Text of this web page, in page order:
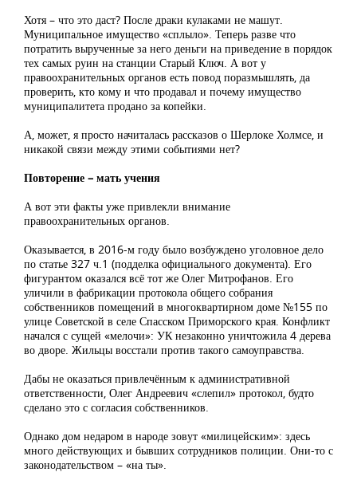
Хотя – что это даст? После драки кулаками не машут.
Муниципальное имущество «сплыло». Теперь разве что
потратить вырученные за него деньги на приведение в порядок
тех самых руин на станции Старый Ключ. А вот у
правоохранительных органов есть повод поразмышлять, да
проверить, кто кому и что продавал и почему имущество
муниципалитета продано за копейки.
А, может, я просто начиталась рассказов о Шерлоке Холмсе, и
никакой связи между этими событиями нет?
Повторение – мать учения
А вот эти факты уже привлекли внимание
правоохранительных органов.
Оказывается, в 2016-м году было возбуждено уголовное дело
по статье 327 ч.1 (подделка официального документа). Его
фигурантом оказался всё тот же Олег Митрофанов. Его
уличили в фабрикации протокола общего собрания
собственников помещений в многоквартирном доме №155 по
улице Советской в селе Спасском Приморского края. Конфликт
начался с сущей «мелочи»: УК незаконно уничтожила 4 дерева
во дворе. Жильцы восстали против такого самоуправства.
Дабы не оказаться привлечённым к административной
ответственности, Олег Андреевич «слепил» протокол, будто
сделано это с согласия собственников.
Однако дом недаром в народе зовут «милицейским»: здесь
много действующих и бывших сотрудников полиции. Они-то с
законодательством – «на ты».